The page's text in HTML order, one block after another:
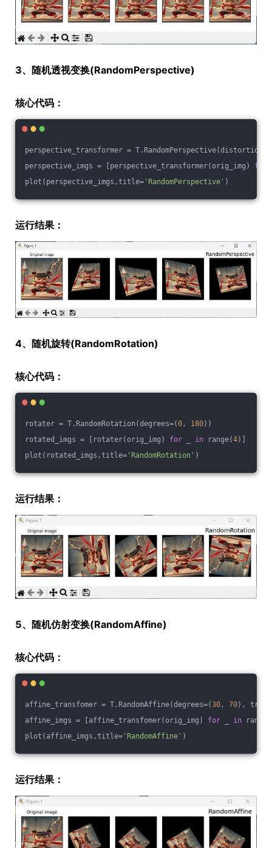
3、随机透视变换(RandomPerspective)
核心代码：
perspective_transformer =
perspective_imgs = [perspective_transformer(orig_img) for
plot(perspective_imgs,title= 'RandomPerspective' )
运行结果：
4、随机旋转(RandomRotation)
核心代码：
rotater = T.RandomRotation(degrees=(0 , 180))
rotated_imgs = [rotater(orig_img) for in range(4)]
plot(rotated_imgs,title= 'RandomRotation' )
运行结果：
5、随机仿射变换(RandomAffine)
核心代码：
affine_transfomer = T.RandomAffine(degrees=(30, 70),
affine_imgs = [affine_transfomer(orig_img) for in range(
plot(affine_imgs,title= 'RandomAffine' )
运行结果：